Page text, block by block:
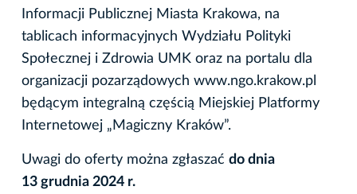
Informacji Publicznej Miasta Krakowa, na
tablicach informacyjnych Wydziału Polityki
Społecznej i Zdrowia UMK oraz na portalu dla
organizacji pozarządowych www.ngo.krakow.pl
będącym integralną częścią Miejskiej Platformy
Internetowej „Magiczny Kraków”.
Uwagi do oferty można zgłaszać do dnia
13 grudnia 2024 r.